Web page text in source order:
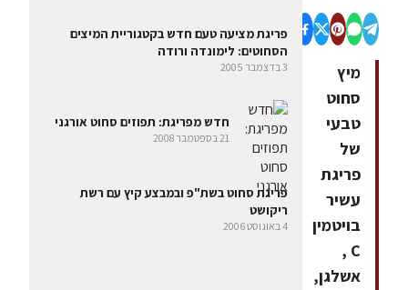
מיץ
סחוט
טבעי
של
פריגת
עשיר
בויטמין
C ,
אשלגן,
פריגת מציעה טעם חדש בקטגוריית המיצים
הסחוטים: לימונדה ורודה
3 בדצמבר 2005
חדש מפריגת: תפוזים סחוט אורגני
21 בספטמבר 2008
פריגת סחוט בשת"פ ובמבצע קיץ עם רשת
ריקושט
4 באוגוסט 2006